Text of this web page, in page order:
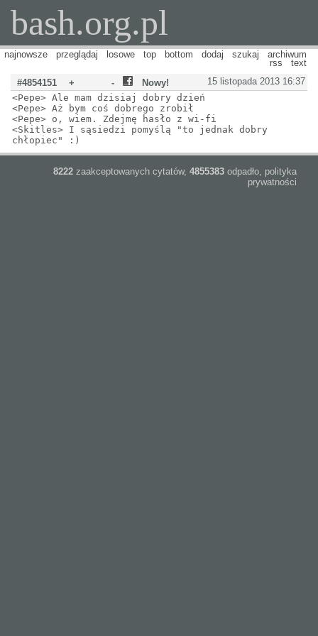
bash.org.pl
najnowsze przeglądaj losowe top bottom dodaj szukaj
archiwum
rss
text
15 listopada 2013 16:37
#4854151 + -
Nowy!
<Pepe> Ale mam dzisiaj dobry dzień
<Pepe> Aż bym coś dobrego zrobił
<Pepe> o, wiem. Zdejmę hasło z wi-fi
<Skitles> I sąsiedzi pomyślą "to jednak dobry
chłopiec" :)
8222 zaakceptowanych cytatów, 4855383 odpadło, polityka
prywatności